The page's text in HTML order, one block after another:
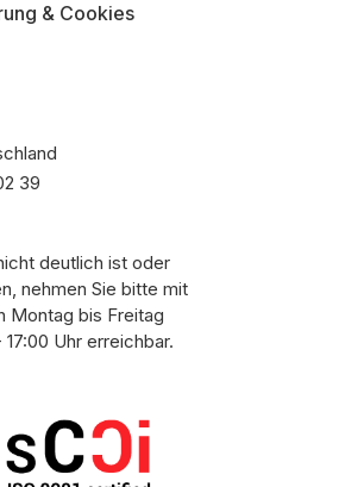
& Cookies
39
deutlich ist oder
nehmen Sie bitte mit
Montag bis Freitag
Uhr erreichbar.